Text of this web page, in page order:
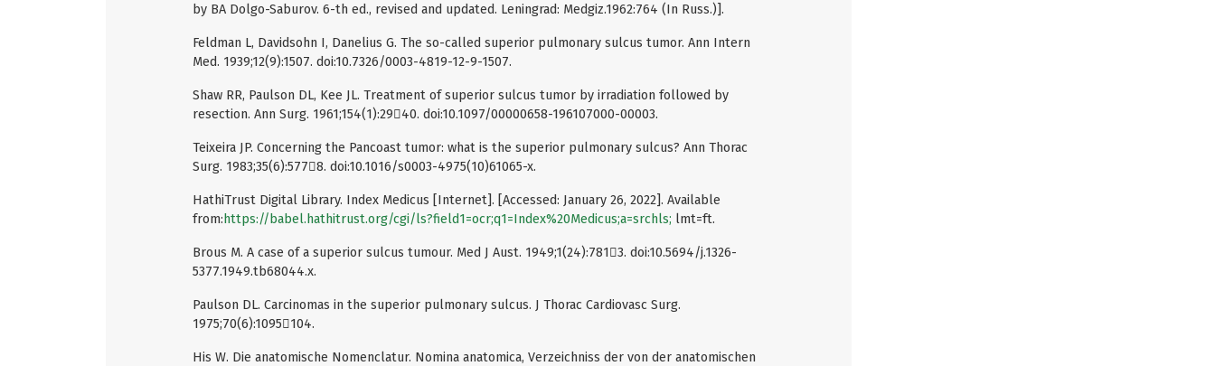
by BA Dolgo-Saburov. 6-th ed., revised and updated. Leningrad: Medgiz.1962:764 (In Russ.)].
Feldman L, Davidsohn I, Danelius G. The so-called superior pulmonary sulcus tumor. Ann Intern
Med. 1939;12(9):1507. doi:10.7326/0003-4819-12-9-1507.
Shaw RR, Paulson DL, Kee JL. Treatment of superior sulcus tumor by irradiation followed by
resection. Ann Surg. 1961;154(1):2940. doi:10.1097/00000658-196107000-00003.
Teixeira JP. Concerning the Pancoast tumor: what is the superior pulmonary sulcus? Ann Thorac
Surg. 1983;35(6):5778. doi:10.1016/s0003-4975(10)61065-x.
HathiTrust Digital Library. Index Medicus [Internet]. [Accessed: January 26, 2022]. Available
from: https://babel.hathitrust.org/cgi/ls?field1=ocr;q1=Index%20Medicus;a=srchls; lmt=ft.
Brous M. A case of a superior sulcus tumour. Med J Aust. 1949;1(24):7813. doi:10.5694/j.1326-
5377.1949.tb68044.x.
Paulson DL. Carcinomas in the superior pulmonary sulcus. J Thorac Cardiovasc Surg.
1975;70(6):1095104.
His W. Die anatomische Nomenclatur. Nomina anatomica, Verzeichniss der von der anatomischen